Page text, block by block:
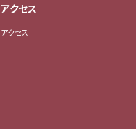
アクセス
アクセス